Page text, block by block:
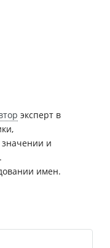
эксперт в
значении и
имен.